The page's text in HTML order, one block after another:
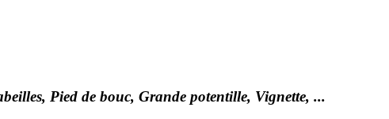
Pied de bouc, Grande potentille, Vignette, ...